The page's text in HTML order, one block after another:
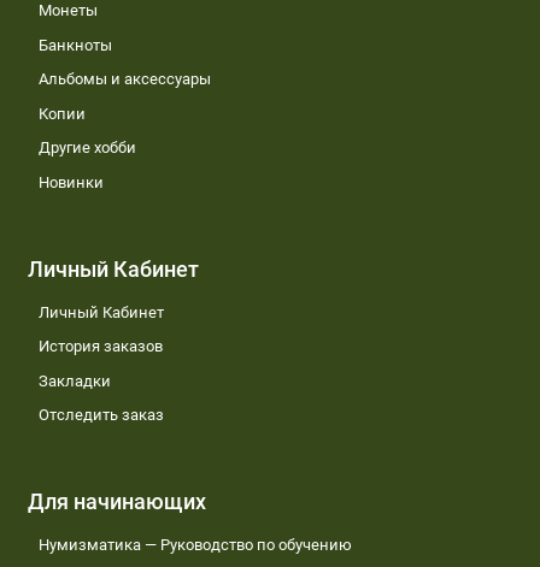
Монеты
Банкноты
Альбомы и аксессуары
Копии
Другие хобби
Новинки
Личный Кабинет
Личный Кабинет
История заказов
Закладки
Отследить заказ
Для начинающих
Нумизматика — Руководство по обучению